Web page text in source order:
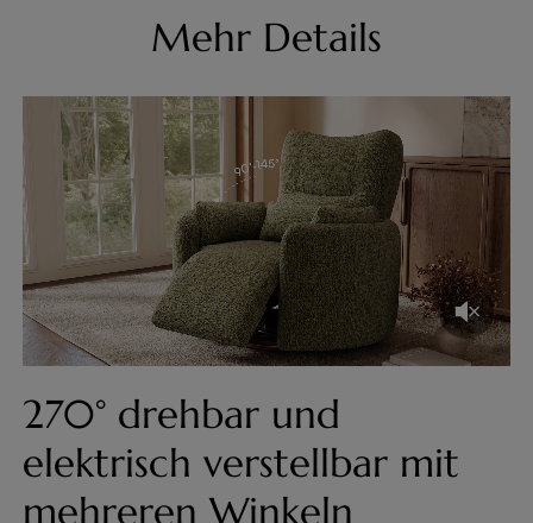
Mehr Details
270° drehbar und
elektrisch verstellbar mit
mehreren Winkeln